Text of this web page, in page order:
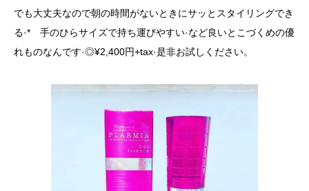
でも大丈夫なので朝の時間がないときにサッとスタイリングでき
る·* 手のひらサイズで持ち運びやすい·など良いとこづくめの優
れものなんです·◎¥2,400円+tax·是非お試しください。